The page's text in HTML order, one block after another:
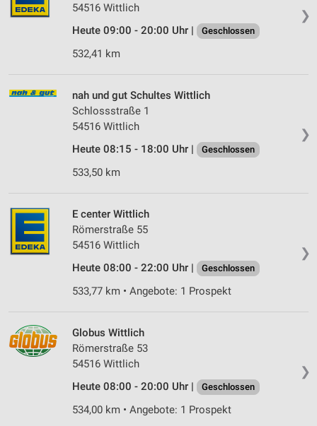
❯
54516 Wittlich
Heute 09:00 - 20:00 Uhr |
Geschlossen
532,41 km
❯
nah und gut Schultes Wittlich
Schlossstraße 1
54516 Wittlich
Heute 08:15 - 18:00 Uhr |
Geschlossen
533,50 km
❯
E center Wittlich
Römerstraße 55
54516 Wittlich
Heute 08:00 - 22:00 Uhr |
Geschlossen
533,77 km • Angebote: 1 Prospekt
❯
Globus Wittlich
Römerstraße 53
54516 Wittlich
Heute 08:00 - 20:00 Uhr |
Geschlossen
534,00 km • Angebote: 1 Prospekt
Wir nutzen Ihre Daten für folgende Zwecke:
IAB-Verarbeitungszwecke:
Speichern von oder Zugriff auf Informationen
auf einem Endgerät
Verwendung reduzierter Daten zur Auswahl von
Werbeanzeigen
Erstellung von Profilen für personalisierte
Verwendung von Profilen zur Auswahl
Erstellung von Profilen zur Personalisierung
von Inhalten
Verwendung von Profilen zur Auswahl
personalisierter Inhalte
Messung der Werbeleistung
Analyse von Zielgruppen durch Statistiken oder
Kombinationen von Daten aus verschiedenen
Entwicklung und Verbesserung der Angebote